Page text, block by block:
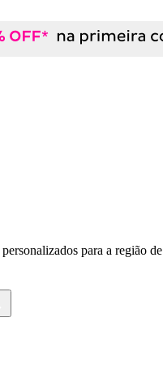
personalizados para a região de